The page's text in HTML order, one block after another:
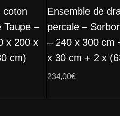
coton
Taupe –
x 200 x
cm)
Ensemble de
percale –
– 240 x 300 cm
x 30 cm + 2 x
234,00€